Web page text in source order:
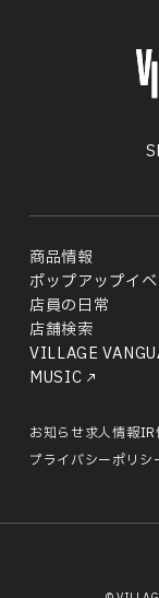
商品情報
ポップアップイ
店員の日常
店舗検索
VILLAGE
MUSIC
お知らせ求人情報IR
プライバシーポリシ